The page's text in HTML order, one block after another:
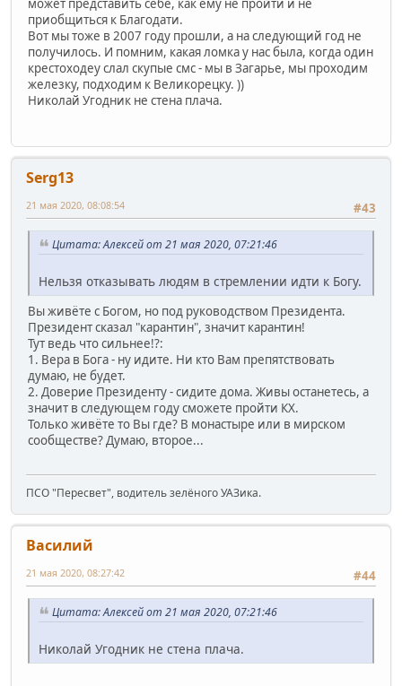
может представить себе, как ему не пройти и не
приобщиться к Благодати.
Вот мы тоже в 2007 году прошли, а на следующий год не
получилось. И помним, какая ломка у нас была, когда один
крестоходеу слал скупые смс - мы в Загарье, мы проходим
железку, подходим к Великорецку. ))
Николай Угодник не стена плача.
Serg13
#43
21 мая 2020, 08:08:54
Цитата: Алексей от 21 мая 2020, 07:21:46
Нельзя отказывать людям в стремлении идти к Богу.
Вы живёте с Богом, но под руководством Президента.
Президент сказал "карантин", значит карантин!
Тут ведь что сильнее!?:
1. Вера в Бога - ну идите. Ни кто Вам препятствовать
думаю, не будет.
2. Доверие Президенту - сидите дома. Живы останетесь, а
значит в следующем году сможете пройти КХ.
Только живёте то Вы где? В монастыре или в мирском
сообществе? Думаю, второе...
ПСО "Пересвет", водитель зелёного УАЗика.
Василий
#44
21 мая 2020, 08:27:42
Цитата: Алексей от 21 мая 2020, 07:21:46
Николай Угодник не стена плача.